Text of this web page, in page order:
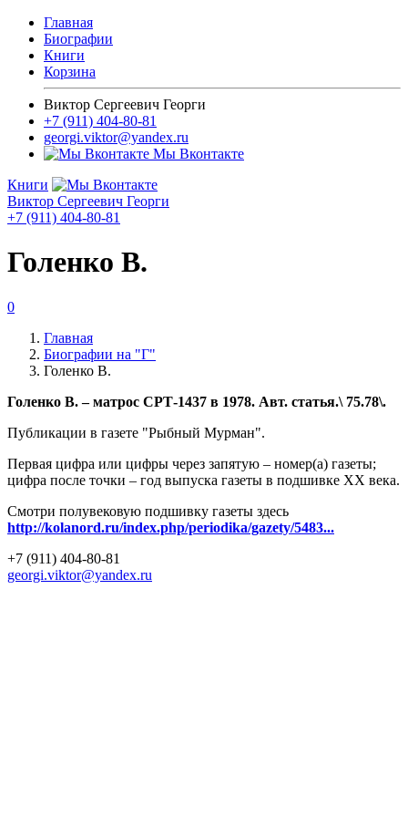
Главная
Биографии
Книги
Корзина
Виктор Сергеевич Георги
+7 (911) 404-80-81
georgi.viktor@yandex.ru
Мы Вконтакте
Книги
Виктор Сергеевич Георги
+7 (911) 404-80-81
Голенко В.
0
Главная
Биографии на "Г"
Голенко В.
Голенко В. – матрос СРТ-1437 в 1978. Авт. статья.\ 75.78\.
Публикации в газете "Рыбный Мурман".
Первая цифра или цифры через запятую – номер(а) газеты;
цифра после точки – год выпуска газеты в подшивке ХХ века.
Смотри полувековую подшивку газеты здесь
http://kolanord.ru/index.php/periodika/gazety/5483...
+7 (911) 404-80-81
georgi.viktor@yandex.ru